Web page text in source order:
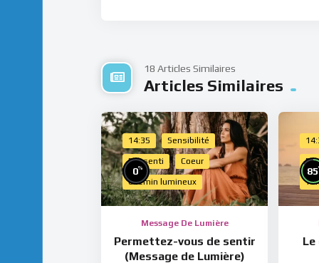
18 Articles Similaires
Articles Similaires
14:35 Sensibilité
Ressenti Coeur
Chemin lumineux
0%
Message De Lumière
Permettez-vous de sentir
(Message de Lumière)
85
Le